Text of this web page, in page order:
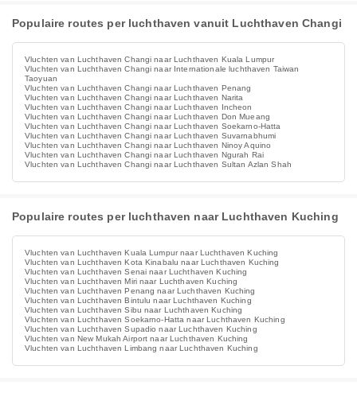
Populaire routes per luchthaven vanuit Luchthaven Changi
Vluchten van Luchthaven Changi naar Luchthaven Kuala Lumpur
Vluchten van Luchthaven Changi naar Internationale luchthaven Taiwan
Taoyuan
Vluchten van Luchthaven Changi naar Luchthaven Penang
Vluchten van Luchthaven Changi naar Luchthaven Narita
Vluchten van Luchthaven Changi naar Luchthaven Incheon
Vluchten van Luchthaven Changi naar Luchthaven Don Mueang
Vluchten van Luchthaven Changi naar Luchthaven Soekarno-Hatta
Vluchten van Luchthaven Changi naar Luchthaven Suvarnabhumi
Vluchten van Luchthaven Changi naar Luchthaven Ninoy Aquino
Vluchten van Luchthaven Changi naar Luchthaven Ngurah Rai
Vluchten van Luchthaven Changi naar Luchthaven Sultan Azlan Shah
Populaire routes per luchthaven naar Luchthaven Kuching
Vluchten van Luchthaven Kuala Lumpur naar Luchthaven Kuching
Vluchten van Luchthaven Kota Kinabalu naar Luchthaven Kuching
Vluchten van Luchthaven Senai naar Luchthaven Kuching
Vluchten van Luchthaven Miri naar Luchthaven Kuching
Vluchten van Luchthaven Penang naar Luchthaven Kuching
Vluchten van Luchthaven Bintulu naar Luchthaven Kuching
Vluchten van Luchthaven Sibu naar Luchthaven Kuching
Vluchten van Luchthaven Soekarno-Hatta naar Luchthaven Kuching
Vluchten van Luchthaven Supadio naar Luchthaven Kuching
Vluchten van New Mukah Airport naar Luchthaven Kuching
Vluchten van Luchthaven Limbang naar Luchthaven Kuching